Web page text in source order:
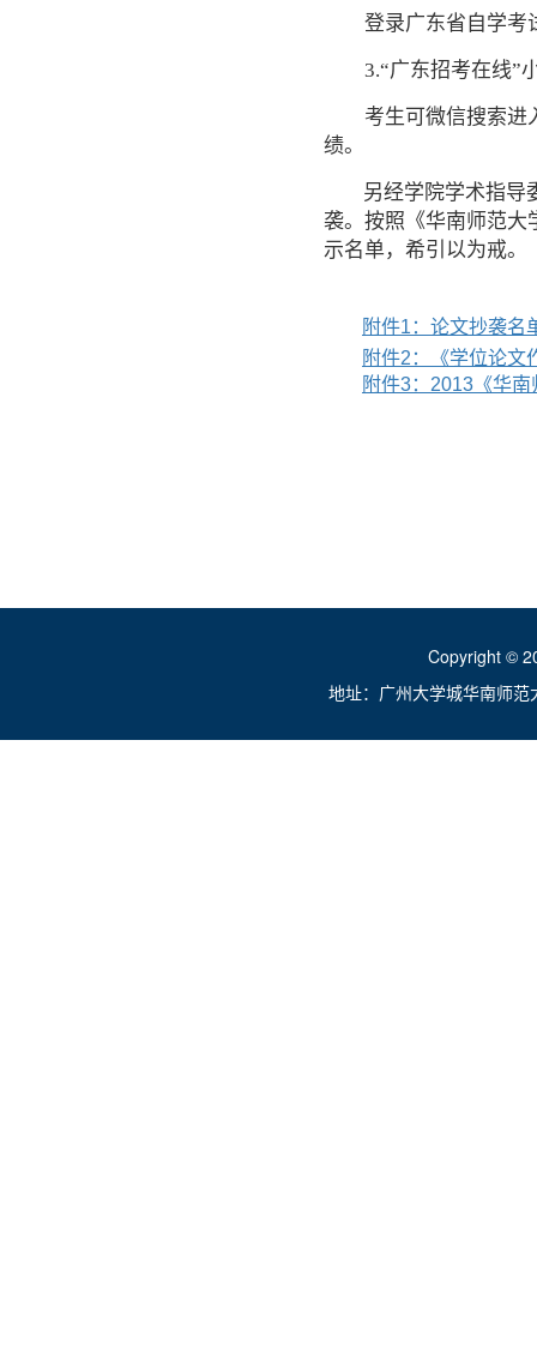
登录广东省自学考
3.“广东招考在线”
考生可微信搜索进
绩。
另经学院学术指导
袭。按照《华南师范大
示名单，希引以为戒。
附件1：论文抄袭名
附件2 ：《学位论文
附件3：2013《华
Copyright ©
地址：广州大学城华南